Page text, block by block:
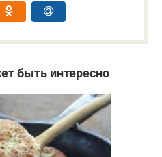
быть интересно